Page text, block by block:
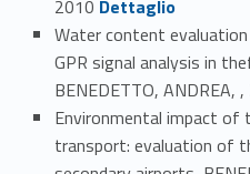
2010 Dettaglio
Water content
GPR signal analysis in
BENEDETTO, ANDREA,
Environmental impact of
transport: evaluation of